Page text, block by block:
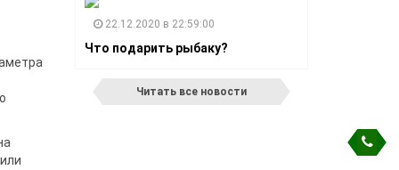
22.12.2020 в 22:59:00
Что подарить рыбаку?
Читать все новости